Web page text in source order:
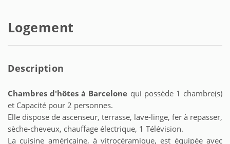
Logement
Description
Chambres d'hôtes à Barcelone qui possède 1 chambre(s)
et Capacité pour 2 personnes.
Elle dispose de ascenseur, terrasse, lave-linge, fer à repasser,
sèche-cheveux, chauffage électrique, 1 Télévision.
La cuisine américaine, à vitrocéramique, est équipée avec